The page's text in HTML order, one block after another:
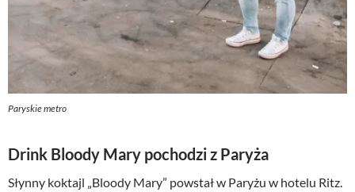
Paryskie metro
Drink Bloody Mary pochodzi z Paryża
Słynny koktajl „Bloody Mary” powstał w Paryżu w hotelu Ritz.